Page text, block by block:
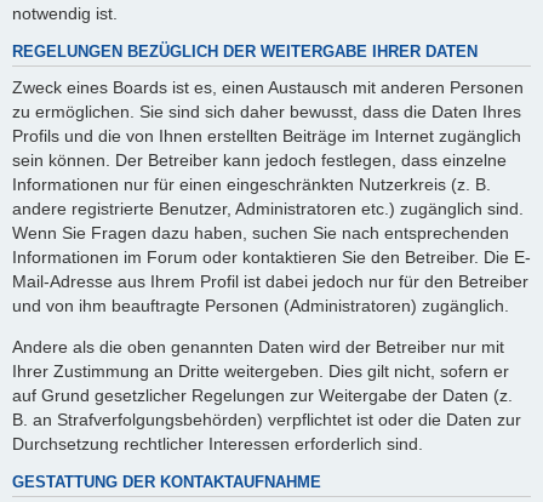
notwendig ist.
REGELUNGEN BEZÜGLICH DER WEITERGABE IHRER DATEN
Zweck eines Boards ist es, einen Austausch mit anderen Personen
zu ermöglichen. Sie sind sich daher bewusst, dass die Daten Ihres
Profils und die von Ihnen erstellten Beiträge im Internet zugänglich
sein können. Der Betreiber kann jedoch festlegen, dass einzelne
Informationen nur für einen eingeschränkten Nutzerkreis (z. B.
andere registrierte Benutzer, Administratoren etc.) zugänglich sind.
Wenn Sie Fragen dazu haben, suchen Sie nach entsprechenden
Informationen im Forum oder kontaktieren Sie den Betreiber. Die E-
Mail-Adresse aus Ihrem Profil ist dabei jedoch nur für den Betreiber
und von ihm beauftragte Personen (Administratoren) zugänglich.
Andere als die oben genannten Daten wird der Betreiber nur mit
Ihrer Zustimmung an Dritte weitergeben. Dies gilt nicht, sofern er
auf Grund gesetzlicher Regelungen zur Weitergabe der Daten (z.
B. an Strafverfolgungsbehörden) verpflichtet ist oder die Daten zur
Durchsetzung rechtlicher Interessen erforderlich sind.
GESTATTUNG DER KONTAKTAUFNAHME